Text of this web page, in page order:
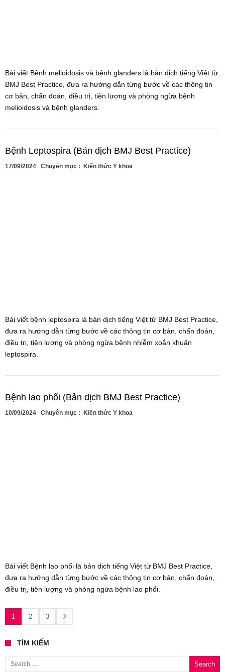
Bài viết Bệnh melioidosis và bệnh glanders là bản dịch tiếng Việt từ
BMJ Best Practice, đưa ra hướng dẫn từng bước về các thông tin
cơ bản, chẩn đoán, điều trị, tiên lượng và phòng ngừa bệnh
melioidosis và bệnh glanders.
Bệnh Leptospira (Bản dịch BMJ Best Practice)
17/09/2024 Chuyên mục : Kiến thức Y khoa
Bài viết bệnh leptospira là bản dịch tiếng Việt từ BMJ Best Practice,
đưa ra hướng dẫn từng bước về các thông tin cơ bản, chẩn đoán,
điều trị, tiên lượng và phòng ngừa bệnh nhiễm xoắn khuẩn
leptospira.
Bệnh lao phổi (Bản dịch BMJ Best Practice)
10/09/2024 Chuyên mục : Kiến thức Y khoa
Bài viết Bệnh lao phổi là bản dịch tiếng Việt từ BMJ Best Practice,
đưa ra hướng dẫn từng bước về các thông tin cơ bản, chẩn đoán,
điều trị, tiên lượng và phòng ngừa bệnh lao phổi.
1 2 3
TÌM KIẾM
Search for: